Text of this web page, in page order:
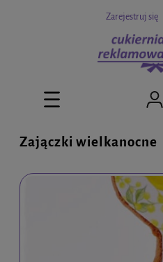
Zarejestruj się
Zajączki wielkanocne